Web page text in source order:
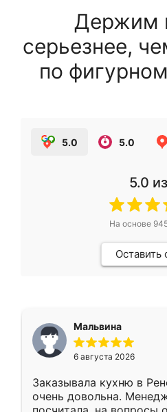
Держим
серьезнее,
по
5.0 5.0
5.0
На основе
Оставить
Мальвина
6 августа 2026
Заказывала кухню в
очень довольна.